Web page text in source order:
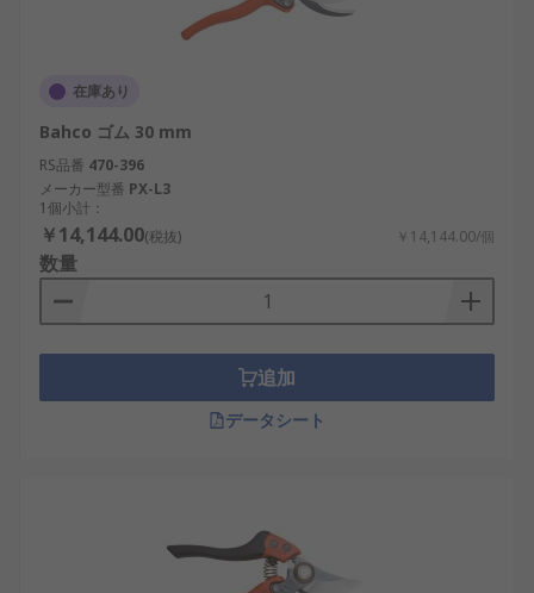
在庫あり
Bahco ゴム 30 mm
RS品番 470-396
メーカー型番 PX-L3
1個小計：
￥14,144.00(税抜) ￥14,144.00/個
数量
追加
データシート